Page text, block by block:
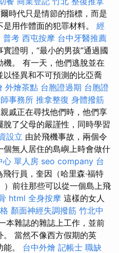
時代只是情節的指標，而是
用作體面的犯罪材料。 經
普考 西屯按摩 台中牙醫推薦
證明，“最小的男孩”通過國
。 有一天，他們逃脫並在
怪異和不可預測的比亞喬
外燴茶點 台胞證過期 台胞證
事務所 推拿整復 身體撥筋
戚正在尋找他們時，他們享
了父母的嚴謹性，同時學習
設立 由於飛機事故，兩個令
個無人居住的島嶼上時會做什
心 單人房 seo company 台
飛行員，奎因（哈里森·福特
）前往那些可以從一個島上飛
html 全身按摩 這樣的女人
顏面神經失調撥筋 竹北中
本雜誌的雜誌上工作，並前
當然不像西方假期的英
。 台中外燴 記帳士 職缺